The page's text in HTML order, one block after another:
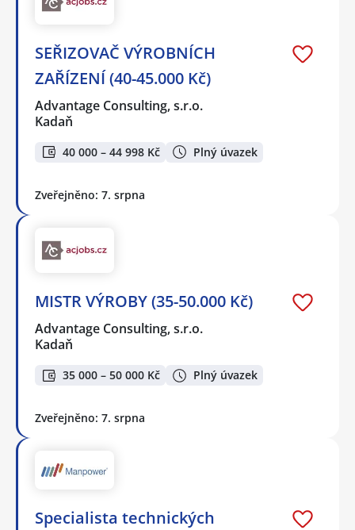
SEŘIZOVAČ VÝROBNÍCH
ZAŘÍZENÍ (40-45.000 Kč)
Advantage Consulting, s.r.o.
Kadaň
40 000 – 44 998 Kč Plný úvazek
Zveřejněno: 7. srpna
MISTR VÝROBY (35-50.000 Kč)
Advantage Consulting, s.r.o.
Kadaň
35 000 – 50 000 Kč Plný úvazek
Zveřejněno: 7. srpna
Specialista technických